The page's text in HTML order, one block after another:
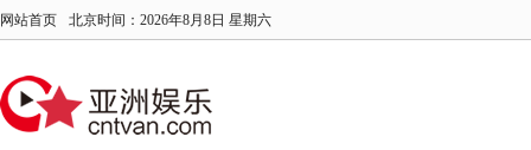
网站首页 北京时间： 2026年8月8日 星期六